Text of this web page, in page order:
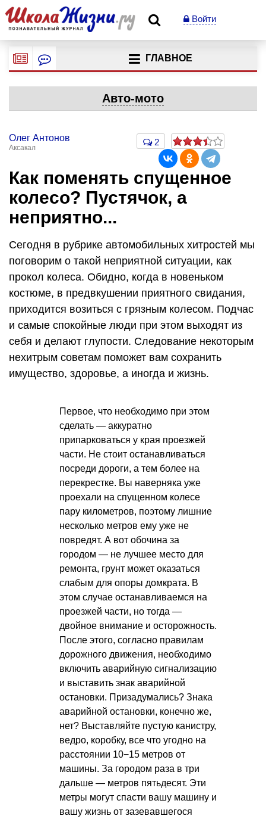
Войти
ГЛАВНОЕ
Авто-мото
Олег Антонов
Аксакал
2
Как поменять спущенное
колесо? Пустячок, а
неприятно...
Сегодня в рубрике автомобильных хитростей мы
поговорим о такой неприятной ситуации, как
прокол колеса. Обидно, когда в новеньком
костюме, в предвкушении приятного свидания,
приходится возиться с грязным колесом. Подчас
и самые спокойные люди при этом выходят из
себя и делают глупости. Следование некоторым
нехитрым советам поможет вам сохранить
имущество, здоровье, а иногда и жизнь.
Первое, что необходимо при этом
сделать — аккуратно
припарковаться у края проезжей
части. Не стоит останавливаться
посреди дороги, а тем более на
перекрестке. Вы наверняка уже
проехали на спущенном колесе
пару километров, поэтому лишние
несколько метров ему уже не
повредят. А вот обочина за
городом — не лучшее место для
ремонта, грунт может оказаться
слабым для опоры домкрата. В
этом случае останавливаемся на
проезжей части, но тогда —
двойное внимание и осторожность.
После этого, согласно правилам
дорожного движения, необходимо
включить аварийную сигнализацию
и выставить знак аварийной
остановки. Призадумались? Знака
аварийной остановки, конечно же,
нет? Выставляйте пустую канистру,
ведро, коробку, все что угодно на
расстоянии 10−15 метров от
машины. За городом раза в три
дальше — метров пятьдесят. Эти
метры могут спасти вашу машину и
вашу жизнь от зазевавшегося